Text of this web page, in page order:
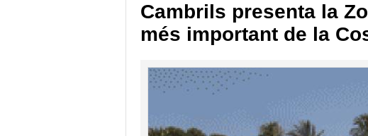
Cambrils presenta la
més important de la